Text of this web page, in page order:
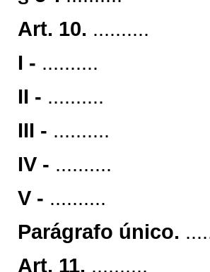
Art. 10. ..........
I - ..........
II - ..........
III - ..........
IV - ..........
V - ..........
Parágrafo único.
Art. 11. ..........